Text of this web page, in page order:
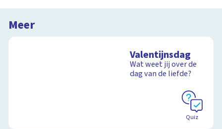
Meer
Valentijnsdag
Wat weet jij over de
dag van de liefde?
Quiz